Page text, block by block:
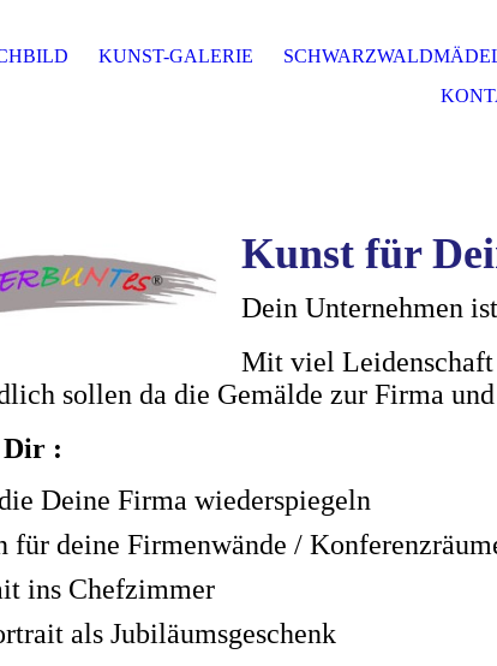
KUNST-GALERIE
Kunst für
Dein Unternehmen
Mit viel Leidenschaft
sollen da die Gemälde zur Firma
Dir :
Deine Firma wiederspiegeln
für deine Firmenwände /
ins Chefzimmer
als Jubiläumsgeschenk